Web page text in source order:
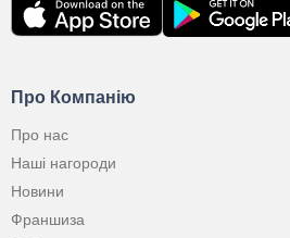
Про Компанію
Про нас
Наші нагороди
Новини
Франшиза